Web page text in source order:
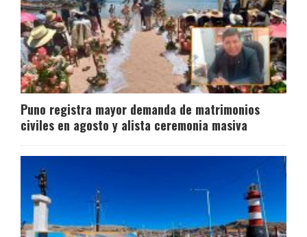
Puno registra mayor demanda de matrimonios
civiles en agosto y alista ceremonia masiva